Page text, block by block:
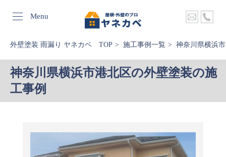
Menu
外壁塗装 雨漏り ヤネカベ TOP 施工事例一覧 神奈川県横浜
神奈川県横浜市港北区の外壁塗装の施
工事例